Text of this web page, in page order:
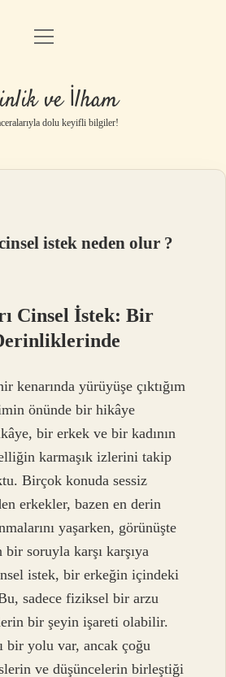
Anasayfa
Gizlilik Politikası
Yasal Uyarı
menüyü
ve İlham
dolu keyifli bilgiler!
istek neden olur ?
Cinsel İstek: Bir
kenarında yürüyüşe çıktığım
önünde bir hikâye
bir erkek ve bir kadının
karmaşık izlerini takip
Birçok konuda sessiz
erkekler, bazen en derin
yaşarken, görünüşte
bir soruyla karşı karşıya
istek, bir erkeğin içindeki
sadece fiziksel bir arzu
bir şeyin işareti olabilir.
bir yolu var, ancak çoğu
ve düşüncelerin birleştiği